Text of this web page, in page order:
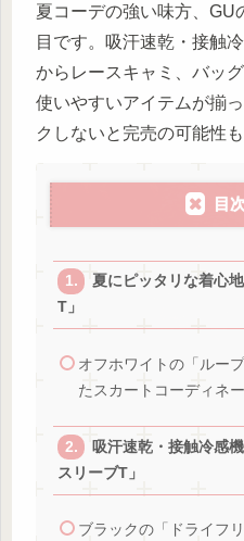
夏コーデの強い味方、GU
目です。吸汗速乾・接触
からレースキャミ、バッ
使いやすいアイテムが揃
クしないと完売の可能性
目次
夏にピッタリな着心
T」
オフホワイトの「ルー
たスカートコーディネ
吸汗速乾・接触冷感
スリーブT」
ブラックの「ドライフ